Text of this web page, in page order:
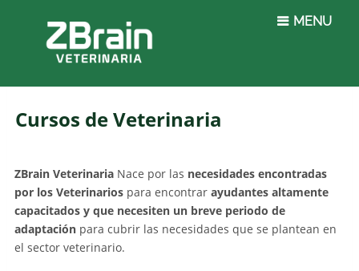
MENU
Cursos de Veterinaria
ZBrain VeterinariaNace por las necesidades encontradas
por los Veterinariospara encontrarayudantes altamente
capacitados y que necesiten un breve periodo de
adaptaciónpara cubrir las necesidades que se plantean en
el sector veterinario.